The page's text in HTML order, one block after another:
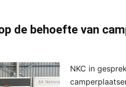
de behoefte van
NKC in